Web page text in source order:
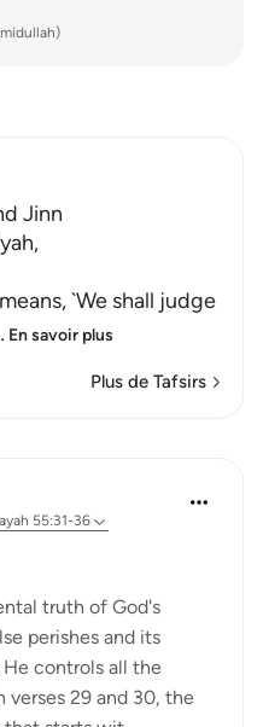
Jinn
`We shall judge
En savoir plus
Plus de Tafsirs
ayah 55:31-36
truth of God's
perishes and its
He controls all the
verses 29 and 30, the